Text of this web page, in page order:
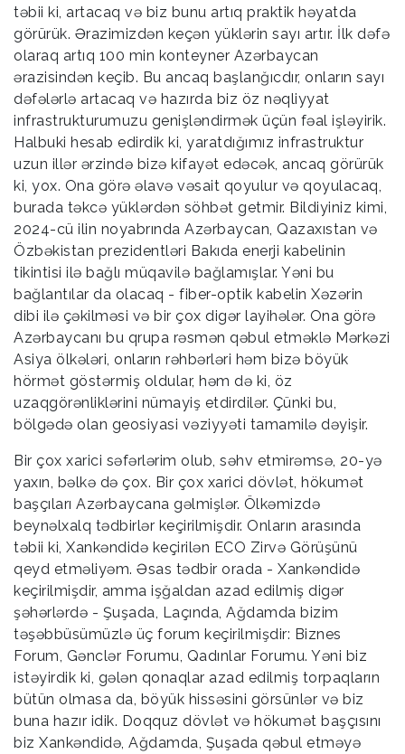
təbii ki, artacaq və biz bunu artıq praktik həyatda
görürük. Ərazimizdən keçən yüklərin sayı artır. İlk dəfə
olaraq artıq 100 min konteyner Azərbaycan
ərazisindən keçib. Bu ancaq başlanğıcdır, onların sayı
dəfələrlə artacaq və hazırda biz öz nəqliyyat
infrastrukturumuzu genişləndirmək üçün fəal işləyirik.
Halbuki hesab edirdik ki, yaratdığımız infrastruktur
uzun illər ərzində bizə kifayət edəcək, ancaq görürük
ki, yox. Ona görə əlavə vəsait qoyulur və qoyulacaq,
burada təkcə yüklərdən söhbət getmir. Bildiyiniz kimi,
2024-cü ilin noyabrında Azərbaycan, Qazaxıstan və
Özbəkistan prezidentləri Bakıda enerji kabelinin
tikintisi ilə bağlı müqavilə bağlamışlar. Yəni bu
bağlantılar da olacaq - fiber-optik kabelin Xəzərin
dibi ilə çəkilməsi və bir çox digər layihələr. Ona görə
Azərbaycanı bu qrupa rəsmən qəbul etməklə Mərkəzi
Asiya ölkələri, onların rəhbərləri həm bizə böyük
hörmət göstərmiş oldular, həm də ki, öz
uzaqgörənliklərini nümayiş etdirdilər. Çünki bu,
bölgədə olan geosiyasi vəziyyəti tamamilə dəyişir.
Bir çox xarici səfərlərim olub, səhv etmirəmsə, 20-yə
yaxın, bəlkə də çox. Bir çox xarici dövlət, hökumət
başçıları Azərbaycana gəlmişlər. Ölkəmizdə
beynəlxalq tədbirlər keçirilmişdir. Onların arasında
təbii ki, Xankəndidə keçirilən ECO Zirvə Görüşünü
qeyd etməliyəm. Əsas tədbir orada - Xankəndidə
keçirilmişdir, amma işğaldan azad edilmiş digər
şəhərlərdə - Şuşada, Laçında, Ağdamda bizim
təşəbbüsümüzlə üç forum keçirilmişdir: Biznes
Forum, Gənclər Forumu, Qadınlar Forumu. Yəni biz
istəyirdik ki, gələn qonaqlar azad edilmiş torpaqların
bütün olmasa da, böyük hissəsini görsünlər və biz
buna hazır idik. Doqquz dövlət və hökumət başçısını
biz Xankəndidə, Ağdamda, Şuşada qəbul etməyə